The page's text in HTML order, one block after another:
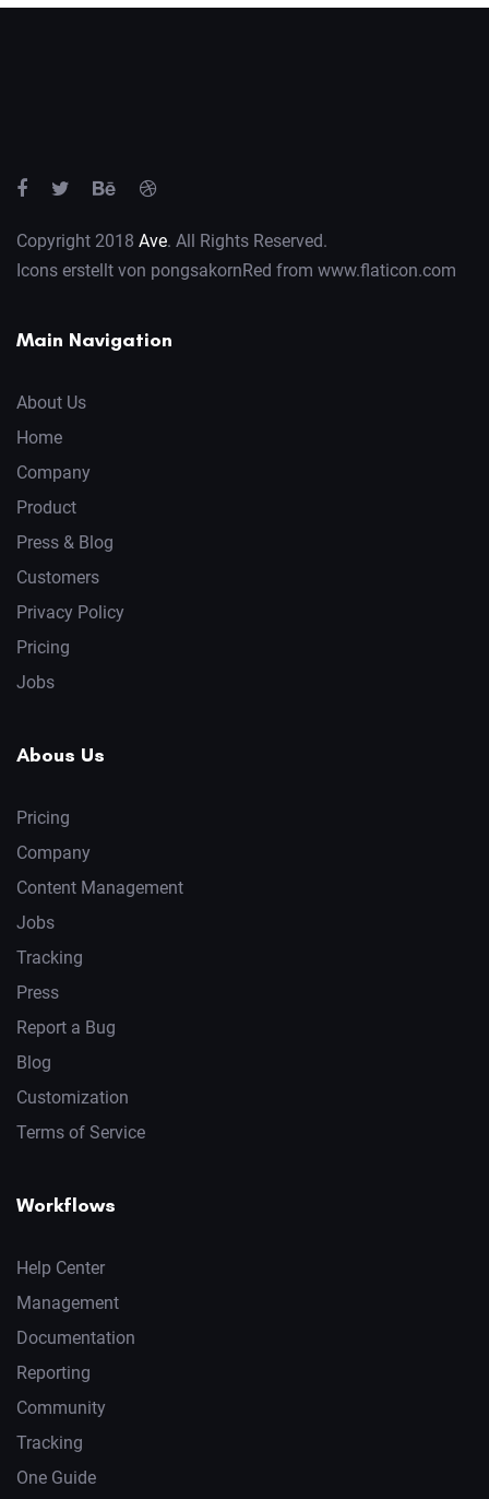
Copyright 2018 Ave. All Rights Reserved.
Icons erstellt von pongsakornRed from www.flaticon.com
Main Navigation
About Us
Home
Company
Product
Press & Blog
Customers
Privacy Policy
Pricing
Jobs
Abous Us
Pricing
Company
Content Management
Jobs
Tracking
Press
Report a Bug
Blog
Customization
Terms of Service
Workflows
Help Center
Management
Documentation
Reporting
Community
Tracking
One Guide